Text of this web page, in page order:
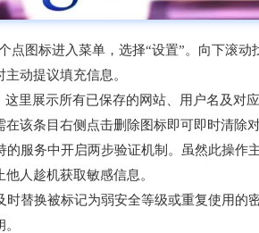
图标进入菜单，选择“设置”。向下滚
动提议填充信息。
里展示所有已保存的网站、用户名及对
该条目右侧点击删除图标即可即时清除对
服务中开启两步验证机制。虽然此操作
人趁机获取敏感信息。
替换被标记为弱安全等级或重复使用的